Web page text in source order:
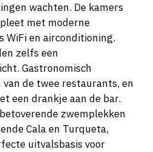
wachten. De kamers
met moderne
WiFi en airconditioning.
zelfs een
Gastronomisch
de twee restaurants, en
een drankje aan de bar.
zwemplekken
Cala en Turqueta,
uitvalsbasis voor